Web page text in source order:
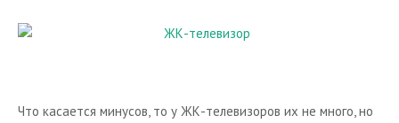
Новости из мира Аудио&Видео
Что касается минусов, то у ЖК-телевизоров их не много, но